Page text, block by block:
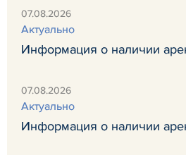
07.08.2026
Актуально
Информация о наличии
07.08.2026
Актуально
Информация о наличии